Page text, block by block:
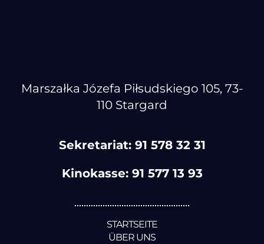
Marszałka Józefa Piłsudskiego 105, 73-
110 Stargard
Sekretariat: 91 578 32 31
Kinokasse: 91 577 13 93
STARTSEITE
ÜBER UNS